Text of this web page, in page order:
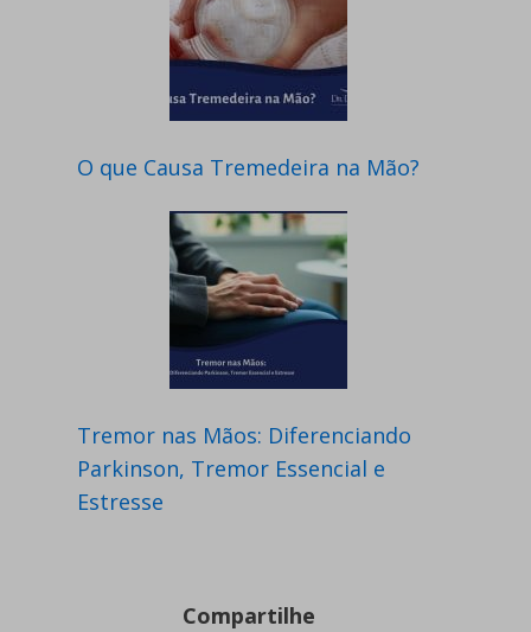
O que Causa Tremedeira na Mão?
Tremor nas Mãos: Diferenciando
Parkinson, Tremor Essencial e
Estresse
Compartilhe